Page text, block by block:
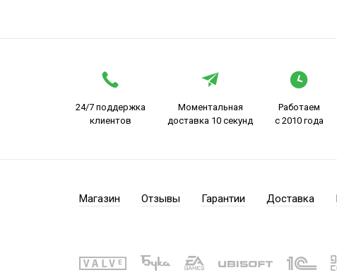
24/7 поддержка
клиентов
Моментальная
доставка 10 секунд
Работаем
с 2010 года
Магазин Отзывы Гарантии Доставка